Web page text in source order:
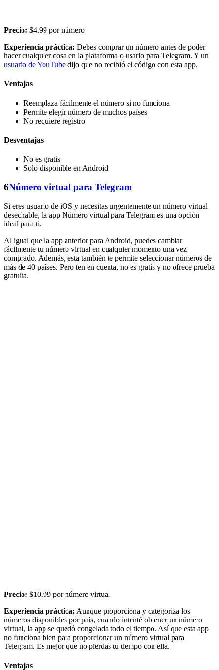
Precio: $4.99 por número
Experiencia práctica: Debes comprar un número antes de poder
hacer cualquier cosa en la plataforma o usarlo para Telegram. Y un
usuario de YouTube dijo que no recibió el código con esta app.
Ventajas
Reemplaza fácilmente el número si no funciona
Permite elegir número de muchos países
No requiere registro
Desventajas
No es gratis
Solo disponible en Android
6Número virtual para Telegram
Si eres usuario de iOS y necesitas urgentemente un número virtual
desechable, la app Número virtual para Telegram es una opción
ideal para ti.
Al igual que la app anterior para Android, puedes cambiar
fácilmente tu número virtual en cualquier momento una vez
comprado. Además, esta también te permite seleccionar números de
más de 40 países. Pero ten en cuenta, no es gratis y no ofrece prueba
gratuita.
Precio: $10.99 por número virtual
Experiencia práctica: Aunque proporciona y categoriza los
números disponibles por país, cuando intenté obtener un número
virtual, la app se quedó congelada todo el tiempo. Así que esta app
no funciona bien para proporcionar un número virtual para
Telegram. Es mejor que no pierdas tu tiempo con ella.
Ventajas